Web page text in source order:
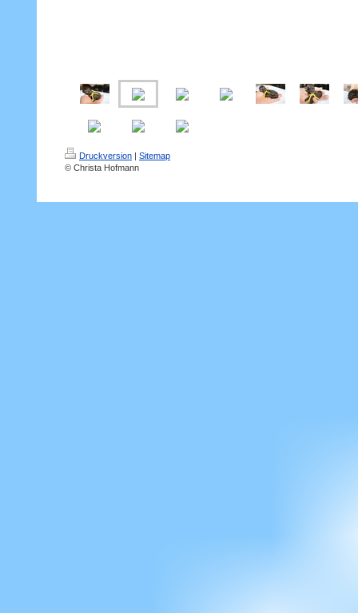
Druckversion | Sitemap
© Christa Hofmann